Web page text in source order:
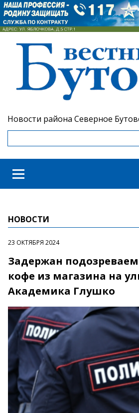
Новости района Северное
НОВОСТИ
23 ОКТЯБРЯ 2024
Задержан
кофе из магазина на
Академика Глушко